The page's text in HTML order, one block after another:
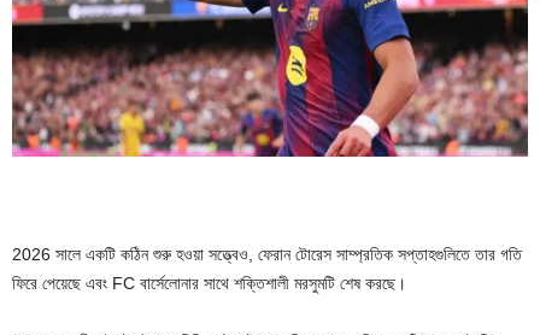
2026 সালে একটি কঠিন শুরু হওয়া সত্ত্বেও, ফেরান টোরেস সাম্প্রতিক সপ্তাহগুলিতে তার গতি
ফিরে পেয়েছে এবং FC বার্সেলোনার সাথে শক্তিশালী মরসুমটি শেষ করছে।